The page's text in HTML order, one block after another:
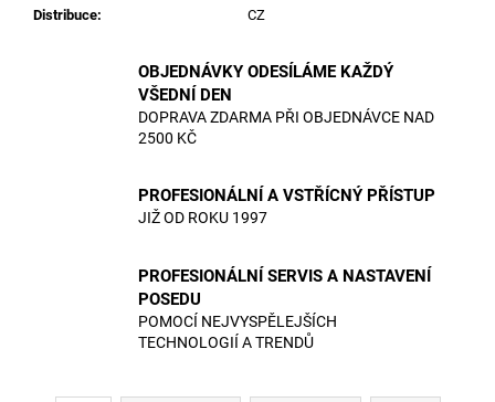
Distribuce: CZ
OBJEDNÁVKY ODESÍLÁME KAŽDÝ
VŠEDNÍ DEN
DOPRAVA ZDARMA PŘI OBJEDNÁVCE NAD
2500 KČ
PROFESIONÁLNÍ A VSTŘÍCNÝ PŘÍSTUP
JIŽ OD ROKU 1997
PROFESIONÁLNÍ SERVIS A NASTAVENÍ
POSEDU
POMOCÍ NEJVYSPĚLEJŠÍCH
TECHNOLOGIÍ A TRENDŮ